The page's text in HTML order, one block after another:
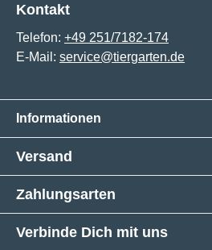
Kontakt
Telefon: +49 251/7182-174
E-Mail: service@tiergarten.de
Informationen
Versand
Zahlungsarten
Verbinde Dich mit uns